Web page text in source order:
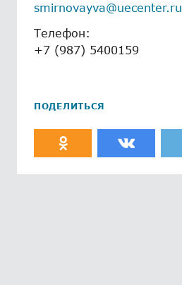
smirnovayva@uecenter.ru
Телефон:
+7 (987) 5400159
ПОДЕЛИТЬСЯ